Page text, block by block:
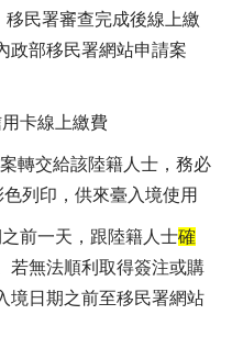
移民署審查完成後線上繳
政部移民署網站申請案
卡線上繳費
轉交給該陸籍人士，務必
列印，供來臺入境使用
前一天，跟陸籍人士確
若無法順利取得簽注或購
境日期之前至移民署網站